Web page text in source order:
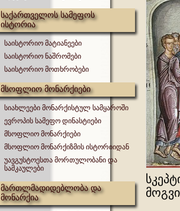
საქართველოს სამეფოს
ისტორია
საისტორიო მატიანეები
საისტორიო ნაშრომები
საისტორიო მოთხრობები
მსოფლიო მონარქიები
სიახლეები მონარქისტულ სამყაროში
ევროპის სამეფო დინასტიები
მსოფლიო მონარქიები
მსოფლიო მონარქიზმის ისტორიიდან
უავგუსტოესთა მორთულობანი და
სამკაულები
მართლმადიდებლობა და
მონარქია